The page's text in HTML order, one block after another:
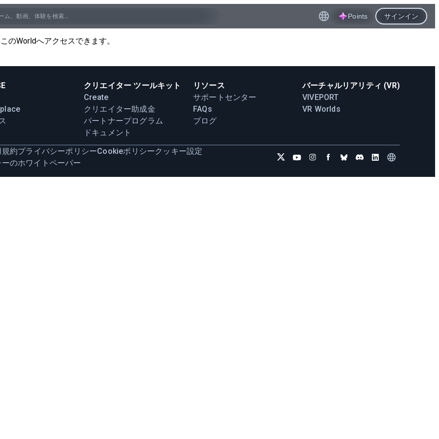
Points サインイン
のWorldへアクセスできます。​​​​
クリエイター ツールキット
Create
クリエイター助成金
パートナープログラム
ドキュメント
リソース
サポートセンター
FAQs
ブログ
バーチャルリアリティ (VR)
VIVEPORT
VR Worlds
約プライバシーポリシーCookieポリシークッキー設定
のホワイトペーパー